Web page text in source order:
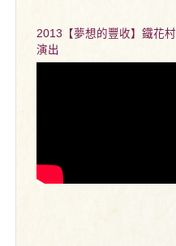
2013【夢想的豐收】鐵花村
演出